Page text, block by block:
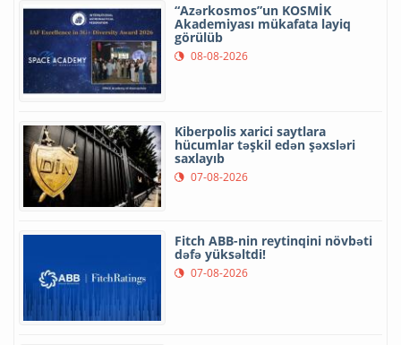
“Azərkosmos”un KOSMİK
Akademiyası mükafata layiq
görülüb
08-08-2026
Kiberpolis xarici saytlara
hücumlar təşkil edən şəxsləri
saxlayıb
07-08-2026
Fitch ABB-nin reytinqini növbəti
dəfə yüksəltdi!
07-08-2026